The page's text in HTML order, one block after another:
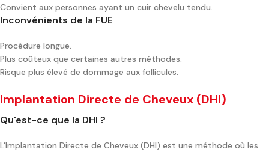
Convient aux personnes ayant un cuir chevelu tendu.
Inconvénients de la FUE
Procédure longue.
Plus coûteux que certaines autres méthodes.
Risque plus élevé de dommage aux follicules.
Implantation Directe de Cheveux (DHI)
Qu'est-ce que la DHI ?
L'Implantation Directe de Cheveux (DHI) est une méthode où les